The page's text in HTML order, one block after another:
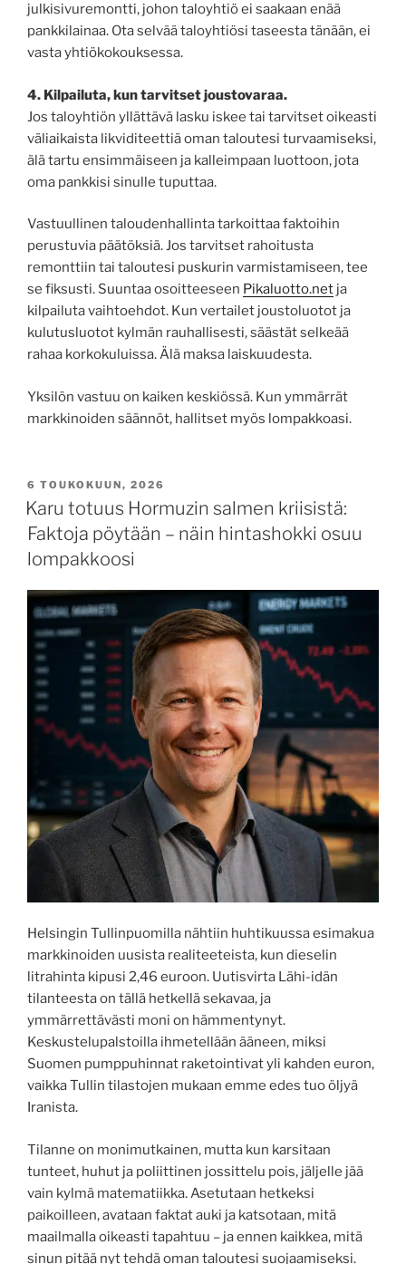
julkisivuremontti, johon taloyhtiö ei saakaan enää
pankkilainaa. Ota selvää taloyhtiösi taseesta tänään, ei
vasta yhtiökokouksessa.
4. Kilpailuta, kun tarvitset joustovaraa.
Jos taloyhtiön yllättävä lasku iskee tai tarvitset oikeasti
väliaikaista likviditeettiä oman taloutesi turvaamiseksi,
älä tartu ensimmäiseen ja kalleimpaan luottoon, jota
oma pankkisi sinulle tuputtaa.
Vastuullinen taloudenhallinta tarkoittaa faktoihin
perustuvia päätöksiä. Jos tarvitset rahoitusta
remonttiin tai taloutesi puskurin varmistamiseen, tee
se fiksusti. Suuntaa osoitteeseen Pikaluotto.net ja
kilpailuta vaihtoehdot. Kun vertailet joustoluotot ja
kulutusluotot kylmän rauhallisesti, säästät selkeää
rahaa korkokuluissa. Älä maksa laiskuudesta.
Yksilön vastuu on kaiken keskiössä. Kun ymmärrät
markkinoiden säännöt, hallitset myös lompakkoasi.
6 TOUKOKUUN, 2026
Karu totuus Hormuzin salmen kriisistä:
Faktoja pöytään – näin hintashokki osuu
lompakkoosi
Helsingin Tullinpuomilla nähtiin huhtikuussa esimakua
markkinoiden uusista realiteeteista, kun dieselin
litrahinta kipusi 2,46 euroon. Uutisvirta Lähi-idän
tilanteesta on tällä hetkellä sekavaa, ja
ymmärrettävästi moni on hämmentynyt.
Keskustelupalstoilla ihmetellään ääneen, miksi
Suomen pumppuhinnat raketointivat yli kahden euron,
vaikka Tullin tilastojen mukaan emme edes tuo öljyä
Iranista.
Tilanne on monimutkainen, mutta kun karsitaan
tunteet, huhut ja poliittinen jossittelu pois, jäljelle jää
vain kylmä matematiikka. Asetutaan hetkeksi
paikoilleen, avataan faktat auki ja katsotaan, mitä
maailmalla oikeasti tapahtuu – ja ennen kaikkea, mitä
sinun pitää nyt tehdä oman taloutesi suojaamiseksi.